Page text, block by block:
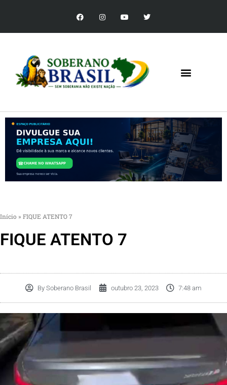
Início » FIQUE ATENTO 7
FIQUE ATENTO 7
By Soberano Brasil outubro 23, 2023 7:48 am